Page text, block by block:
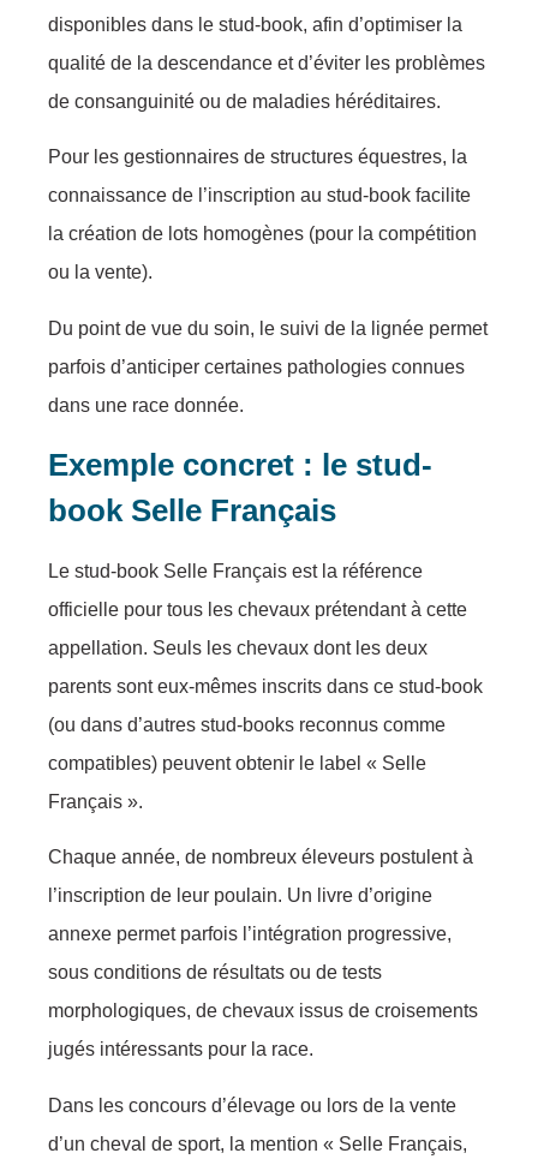
disponibles dans le stud-book, afin d’optimiser la
qualité de la descendance et d’éviter les problèmes
de consanguinité ou de maladies héréditaires.
Pour les gestionnaires de structures équestres, la
connaissance de l’inscription au stud-book facilite
la création de lots homogènes (pour la compétition
ou la vente).
Du point de vue du soin, le suivi de la lignée permet
parfois d’anticiper certaines pathologies connues
dans une race donnée.
Exemple concret : le stud-
book Selle Français
Le stud-book Selle Français est la référence
officielle pour tous les chevaux prétendant à cette
appellation. Seuls les chevaux dont les deux
parents sont eux-mêmes inscrits dans ce stud-book
(ou dans d’autres stud-books reconnus comme
compatibles) peuvent obtenir le label « Selle
Français ».
Chaque année, de nombreux éleveurs postulent à
l’inscription de leur poulain. Un livre d’origine
annexe permet parfois l’intégration progressive,
sous conditions de résultats ou de tests
morphologiques, de chevaux issus de croisements
jugés intéressants pour la race.
Dans les concours d’élevage ou lors de la vente
d’un cheval de sport, la mention « Selle Français,